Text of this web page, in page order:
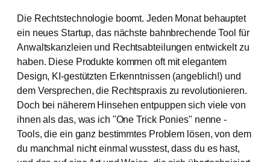
Die Rechtstechnologie boomt. Jeden Monat behauptet
ein neues Startup, das nächste bahnbrechende Tool für
Anwaltskanzleien und Rechtsabteilungen entwickelt zu
haben. Diese Produkte kommen oft mit elegantem
Design, KI-gestützten Erkenntnissen (angeblich!) und
dem Versprechen, die Rechtspraxis zu revolutionieren.
Doch bei näherem Hinsehen entpuppen sich viele von
ihnen als das, was ich "One Trick Ponies" nenne -
Tools, die ein ganz bestimmtes Problem lösen, von dem
du manchmal nicht einmal wusstest, dass du es hast,